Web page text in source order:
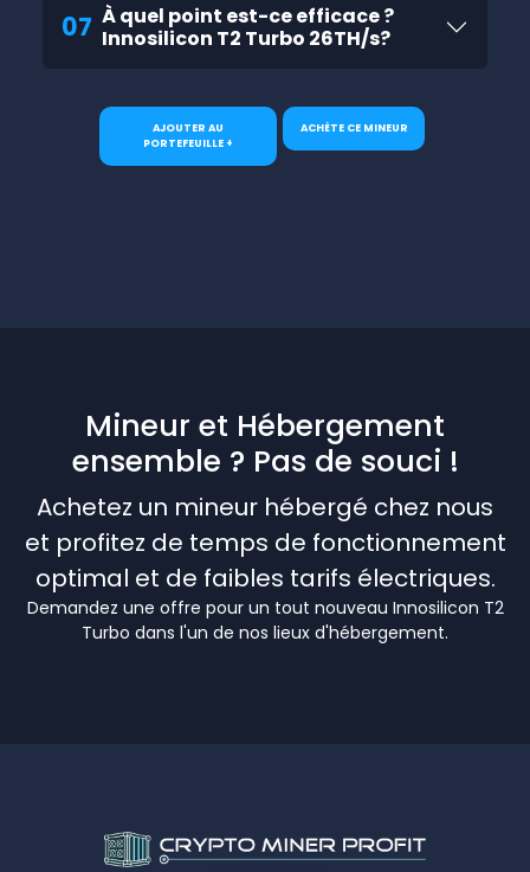
07 À quel point est-ce efficace ?
Innosilicon T2 Turbo 26TH/s?
AJOUTER AU
PORTEFEUILLE +
ACHÈTE CE MINEUR
Mineur et Hébergement
ensemble ? Pas de souci !
Achetez un mineur hébergé chez nous
et profitez de temps de fonctionnement
optimal et de faibles tarifs électriques.
Demandez une offre pour un tout nouveau Innosilicon T2
Turbo dans l'un de nos lieux d'hébergement.